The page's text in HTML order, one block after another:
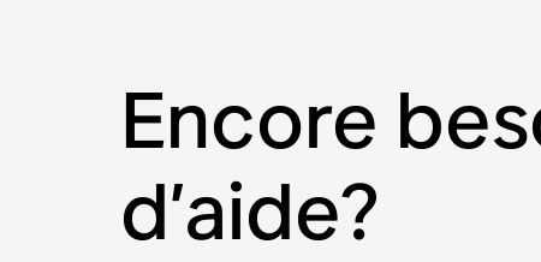
Encore
d’aide?